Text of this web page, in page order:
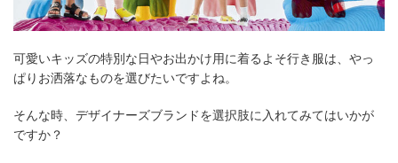
可愛いキッズの特別な日やお出かけ用に着るよそ行き服は、やっ
ぱりお洒落なものを選びたいですよね。
そんな時、デザイナーズブランドを選択肢に入れてみてはいかが
ですか？